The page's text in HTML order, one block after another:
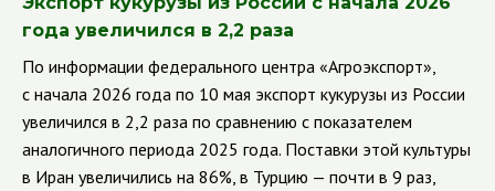
года увеличился в 2,2 раза
По информации федерального центра «Агроэкспорт»,
с начала 2026 года по 10 мая экспорт кукурузы из России
увеличился в 2,2 раза по сравнению с показателем
аналогичного периода 2025 года. Поставки этой культуры
в Иран увеличились на 86%, в Турцию — почти в 9 раз,